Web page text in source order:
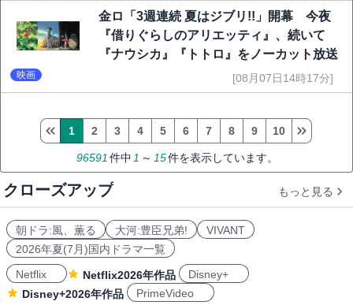
金ロ「3週連続 夏はジブリ!!」開幕 今夜
『借りぐらしのアリエッティ』、続いて
『ナウシカ』『トトロ』をノーカット放送
映画 [08月07日14時17分]
96591 件中 1 ～ 15件を表示しています。
1 2 3 4 5 6 7 8 9 10
クローズアップ もっと見る
朝ドラ:風、薫る 大河:豊臣兄弟!
VIVANT
2026年夏(7月)国内ドラマ一覧
Netflix
Netflix2026年作品
Disney+
Disney+2026年作品
PrimeVideo